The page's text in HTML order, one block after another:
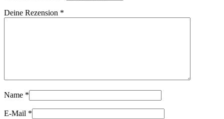
Deine Rezension *
Name *
E-Mail *